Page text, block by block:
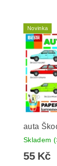
Novinka
auta
Skladem
55 Kč